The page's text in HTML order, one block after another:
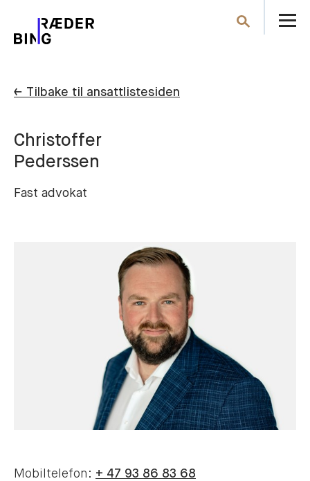
Søk
← Tilbake til ansattlistesiden
Christoffer
Pederssen
Fast advokat
Mobiltelefon: + 47 93 86 83 68